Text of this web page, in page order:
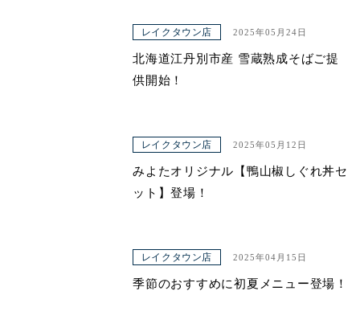
レイクタウン店 2025年05月24日
北海道江丹別市産 雪蔵熟成そばご提
供開始！
レイクタウン店 2025年05月12日
みよたオリジナル【鴨山椒しぐれ丼セ
ット】登場！
レイクタウン店 2025年04月15日
季節のおすすめに初夏メニュー登場！